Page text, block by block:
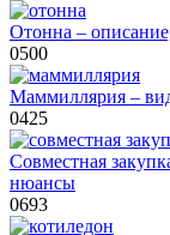
Отонна –
0500
Маммиллярия –
0425
Совместная
нюансы
0693